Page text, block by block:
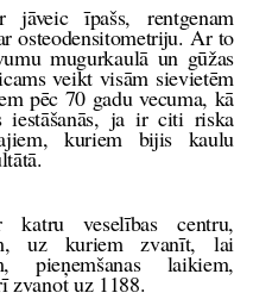
jāveic īpašs, rentgenam
osteodensitometriju. Ar to
mugurkaulā un gūžas
veikt visām sievietēm
pēc 70 gadu vecuma, kā
iestāšanās, ja ir citi riska
kuriem bijis kaulu
katru veselības centru,
uz kuriem zvanīt, lai
pieņemšanas laikiem,
zvanot uz 1188.